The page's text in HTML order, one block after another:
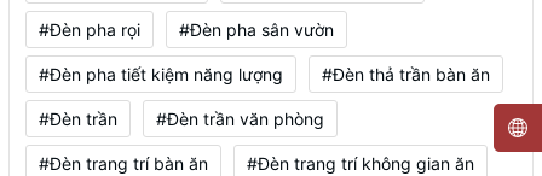
#Đèn pha rọi #Đèn pha sân vườn
#Đèn pha tiết kiệm năng lượng #Đèn thả trần bàn ăn
#Đèn trần #Đèn trần văn phòng
#Đèn trang trí bàn ăn #Đèn trang trí không gian ăn